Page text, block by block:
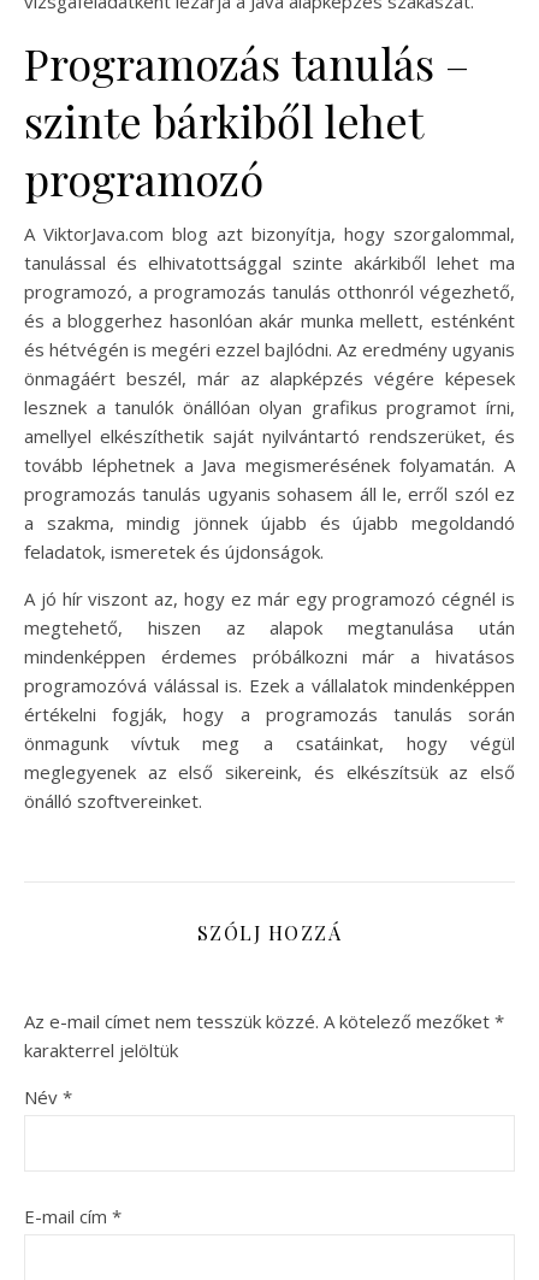
Programozás tanulás –
szinte bárkiből lehet
programozó
A ViktorJava.com blog azt bizonyítja, hogy szorgalommal,
tanulással és elhivatottsággal szinte akárkiből lehet ma
programozó, a programozás tanulás otthonról végezhető,
és a bloggerhez hasonlóan akár munka mellett, esténként
és hétvégén is megéri ezzel bajlódni. Az eredmény ugyanis
önmagáért beszél, már az alapképzés végére képesek
lesznek a tanulók önállóan olyan grafikus programot írni,
amellyel elkészíthetik saját nyilvántartó rendszerüket, és
tovább léphetnek a Java megismerésének folyamatán. A
programozás tanulás ugyanis sohasem áll le, erről szól ez
a szakma, mindig jönnek újabb és újabb megoldandó
feladatok, ismeretek és újdonságok.
A jó hír viszont az, hogy ez már egy programozó cégnél is
megtehető, hiszen az alapok megtanulása után
mindenképpen érdemes próbálkozni már a hivatásos
programozóvá válással is. Ezek a vállalatok mindenképpen
értékelni fogják, hogy a programozás tanulás során
önmagunk vívtuk meg a csatáinkat, hogy végül
meglegyenek az első sikereink, és elkészítsük az első
önálló szoftvereinket.
SZÓLJ HOZZÁ
Az e-mail címet nem tesszük közzé. A kötelező mezőket *
karakterrel jelöltük
Név *
E-mail cím *